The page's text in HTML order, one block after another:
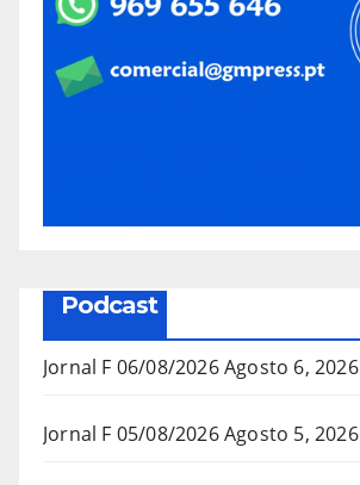
Podcast
Jornal F 06/08/2026Agosto 6, 2026
Jornal F 05/08/2026Agosto 5, 2026